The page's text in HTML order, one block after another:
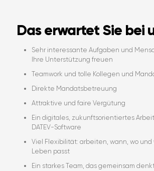
Das erwartet Sie bei
Sehr interessante Aufgaben und
Ihre Unterstützung freuen
Teamwork und tolle Kollegen und
Direkte Mandatsbetreuung
Attraktive und faire Vergütung
Ein digitales, zukunftsorientiertes
DATEV-Software
Viel Flexibilität: arbeiten, wann, wo und
Leben passt
Ein starkes Team, das gemeinsam